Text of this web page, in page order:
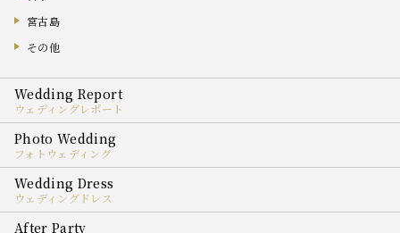
宮古島
その他
ウェディングレポート
フォトウェディング
ウェディングドレス